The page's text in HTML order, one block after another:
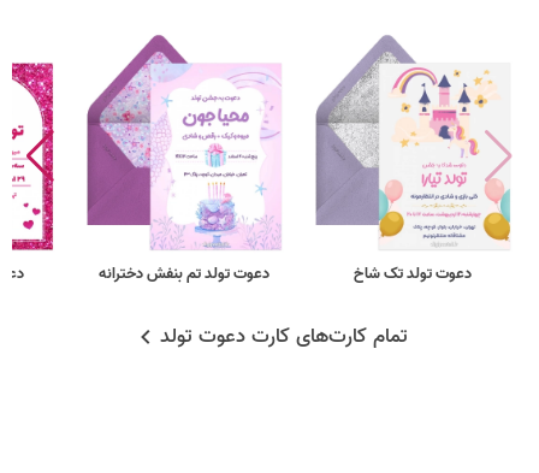
دعوت تولد تک شاخ دعوت تولد تم بنفش دخترانه
تمام کارت‌های کارت دعوت تولد